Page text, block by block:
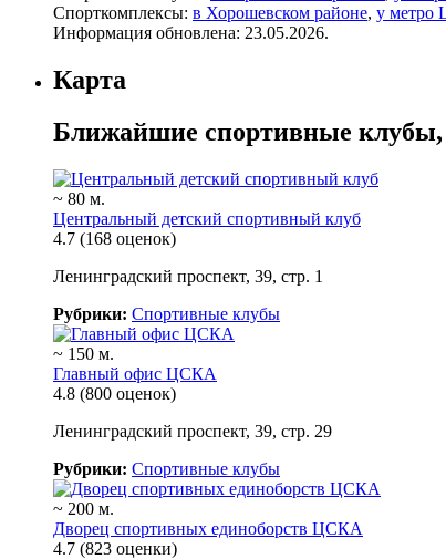
Спорткомплексы: в Хорошевском районе, у метро
Информация обновлена: 23.05.2026.
Карта
Ближайшие спортивные
~ 80 м.
Центральный детский спортивный клуб
4.7 (168 оценок)
Ленинградский проспект, 39, стр. 1
Рубрики: Спортивные клубы
~ 150 м.
Главный офис ЦСКА
4.8 (800 оценок)
Ленинградский проспект, 39, стр. 29
Рубрики: Спортивные клубы
~ 200 м.
Дворец спортивных единоборств ЦСКА
4.7 (823 оценки)